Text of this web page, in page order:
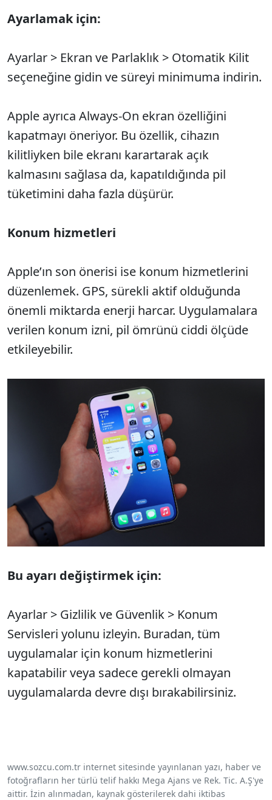
Ayarlamak için:
Ayarlar > Ekran ve Parlaklık > Otomatik Kilit
seçeneğine gidin ve süreyi minimuma indirin.
Apple ayrıca Always-On ekran özelliğini
kapatmayı öneriyor. Bu özellik, cihazın
kilitliyken bile ekranı karartarak açık
kalmasını sağlasa da, kapatıldığında pil
tüketimini daha fazla düşürür.
Konum hizmetleri
Apple’ın son önerisi ise konum hizmetlerini
düzenlemek. GPS, sürekli aktif olduğunda
önemli miktarda enerji harcar. Uygulamalara
verilen konum izni, pil ömrünü ciddi ölçüde
etkileyebilir.
Bu ayarı değiştirmek için:
Ayarlar > Gizlilik ve Güvenlik > Konum
Servisleri yolunu izleyin. Buradan, tüm
uygulamalar için konum hizmetlerini
kapatabilir veya sadece gerekli olmayan
uygulamalarda devre dışı bırakabilirsiniz.
www.sozcu.com.tr internet sitesinde yayınlanan yazı, haber ve
fotoğrafların her türlü telif hakkı Mega Ajans ve Rek. Tic. A.Ş'ye
aittir. İzin alınmadan, kaynak gösterilerek dahi iktibas